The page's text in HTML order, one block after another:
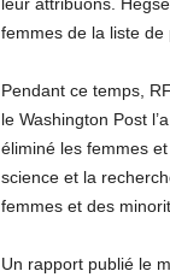
femmes de la liste de
Pendant ce temps,
le Washington Post
éliminé les femmes
science et la
femmes et des
Un rapport publié le